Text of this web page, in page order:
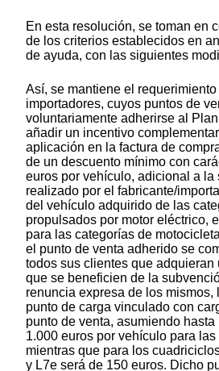
En esta resolución, se toman en
de los criterios establecidos en
de ayuda, con las siguientes
Así, se mantiene el
importadores, cuyos puntos de
voluntariamente adherirse al
añadir un incentivo
aplicación en la factura de
de un descuento mínimo con
euros por vehículo, adicional a la
realizado por el fabricante/
del vehículo adquirido de las
propulsados por motor eléctrico,
para las categorías de
el punto de venta adherido se
todos sus clientes que
que se beneficien de la
renuncia expresa de los mismos,
punto de carga vinculado con
punto de venta, asumiendo
1.000 euros por vehículo para
mientras que para los
y L7e será de 150 euros. Dicho